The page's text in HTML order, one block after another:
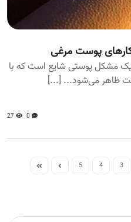
پوست مرغی
مشکل پوستی شایع است که با
ظاهر می‌شود... [...]
0
27
3
4
5